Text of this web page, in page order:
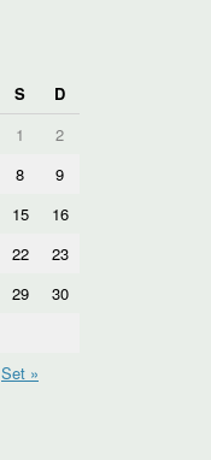
S
D
1
2
8
9
15
16
22
23
29
30
Set »